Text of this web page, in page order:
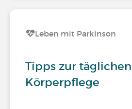
Leben mit Parkinson
Tipps zur täglichen
Körperpflege